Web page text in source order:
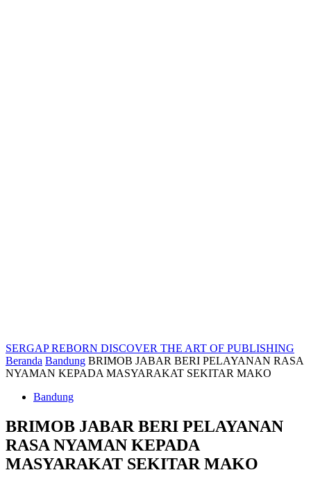
SERGAP REBORN DISCOVER THE ART OF PUBLISHING
Beranda Bandung BRIMOB JABAR BERI PELAYANAN RASA
NYAMAN KEPADA MASYARAKAT SEKITAR MAKO
Bandung
BRIMOB JABAR BERI PELAYANAN
RASA NYAMAN KEPADA
MASYARAKAT SEKITAR MAKO